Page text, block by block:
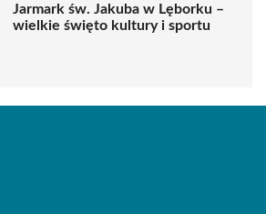
Jarmark św. Jakuba w Lęborku –
wielkie święto kultury i sportu